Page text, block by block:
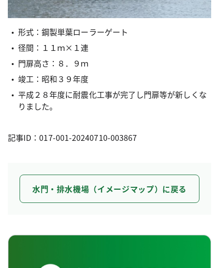
形式：鋼製単葉ローラーゲート
径間：１１ｍ×１連
門扉高さ：８．９ｍ
竣工：昭和３９年度
平成２８年度に耐震化工事が完了し門扉等が新しくな
りました。
記事ID：017-001-20240710-003867
水門・排水機場（イメージマップ）に戻る